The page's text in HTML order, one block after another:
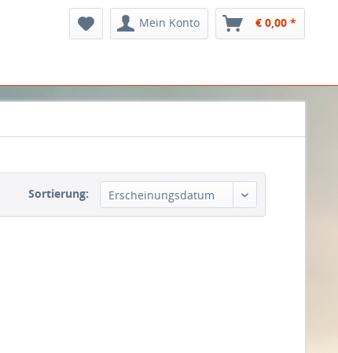
Mein Konto € 0,00 *
Sortierung: Erscheinungsdatum